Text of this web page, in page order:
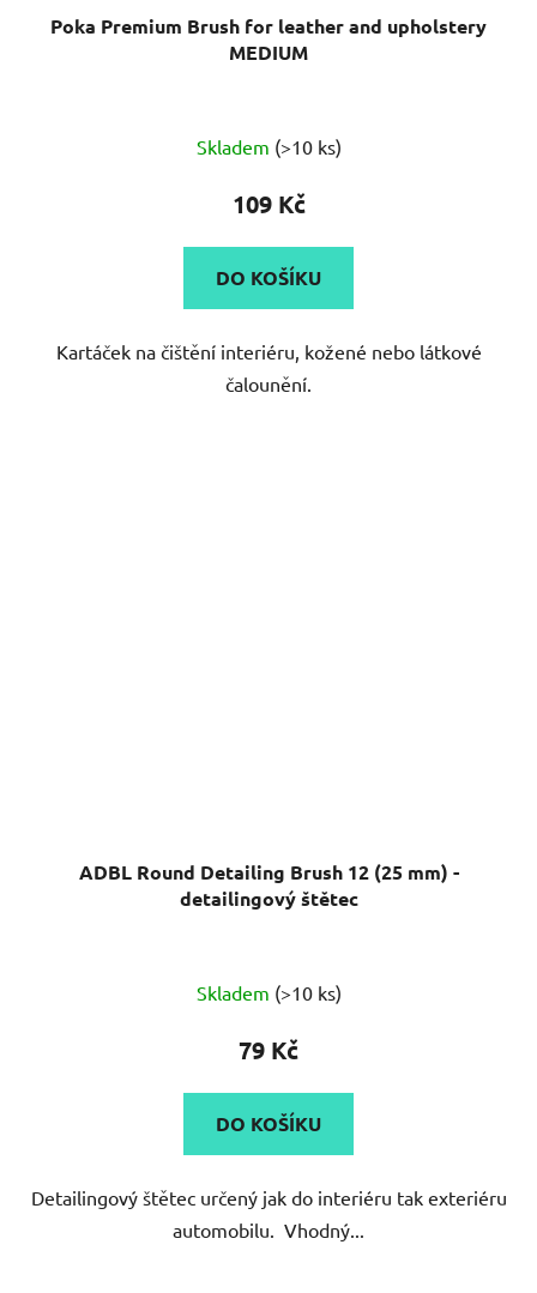
Poka Premium Brush for leather and upholstery
MEDIUM
hodnocení
produktu
4,5
z
hvězdiček.
Skladem (>10 ks)
109 Kč
DO KOŠÍKU
Kartáček na čištění interiéru, kožené nebo látkové
čalounění.
ADBL Round Detailing Brush 12 (25 mm) -
detailingový štětec
hodnocení
produktu
5,0
z
hvězdiček.
Skladem (>10 ks)
79 Kč
DO KOŠÍKU
Detailingový štětec určený jak do interiéru tak exteriéru
automobilu. Vhodný...